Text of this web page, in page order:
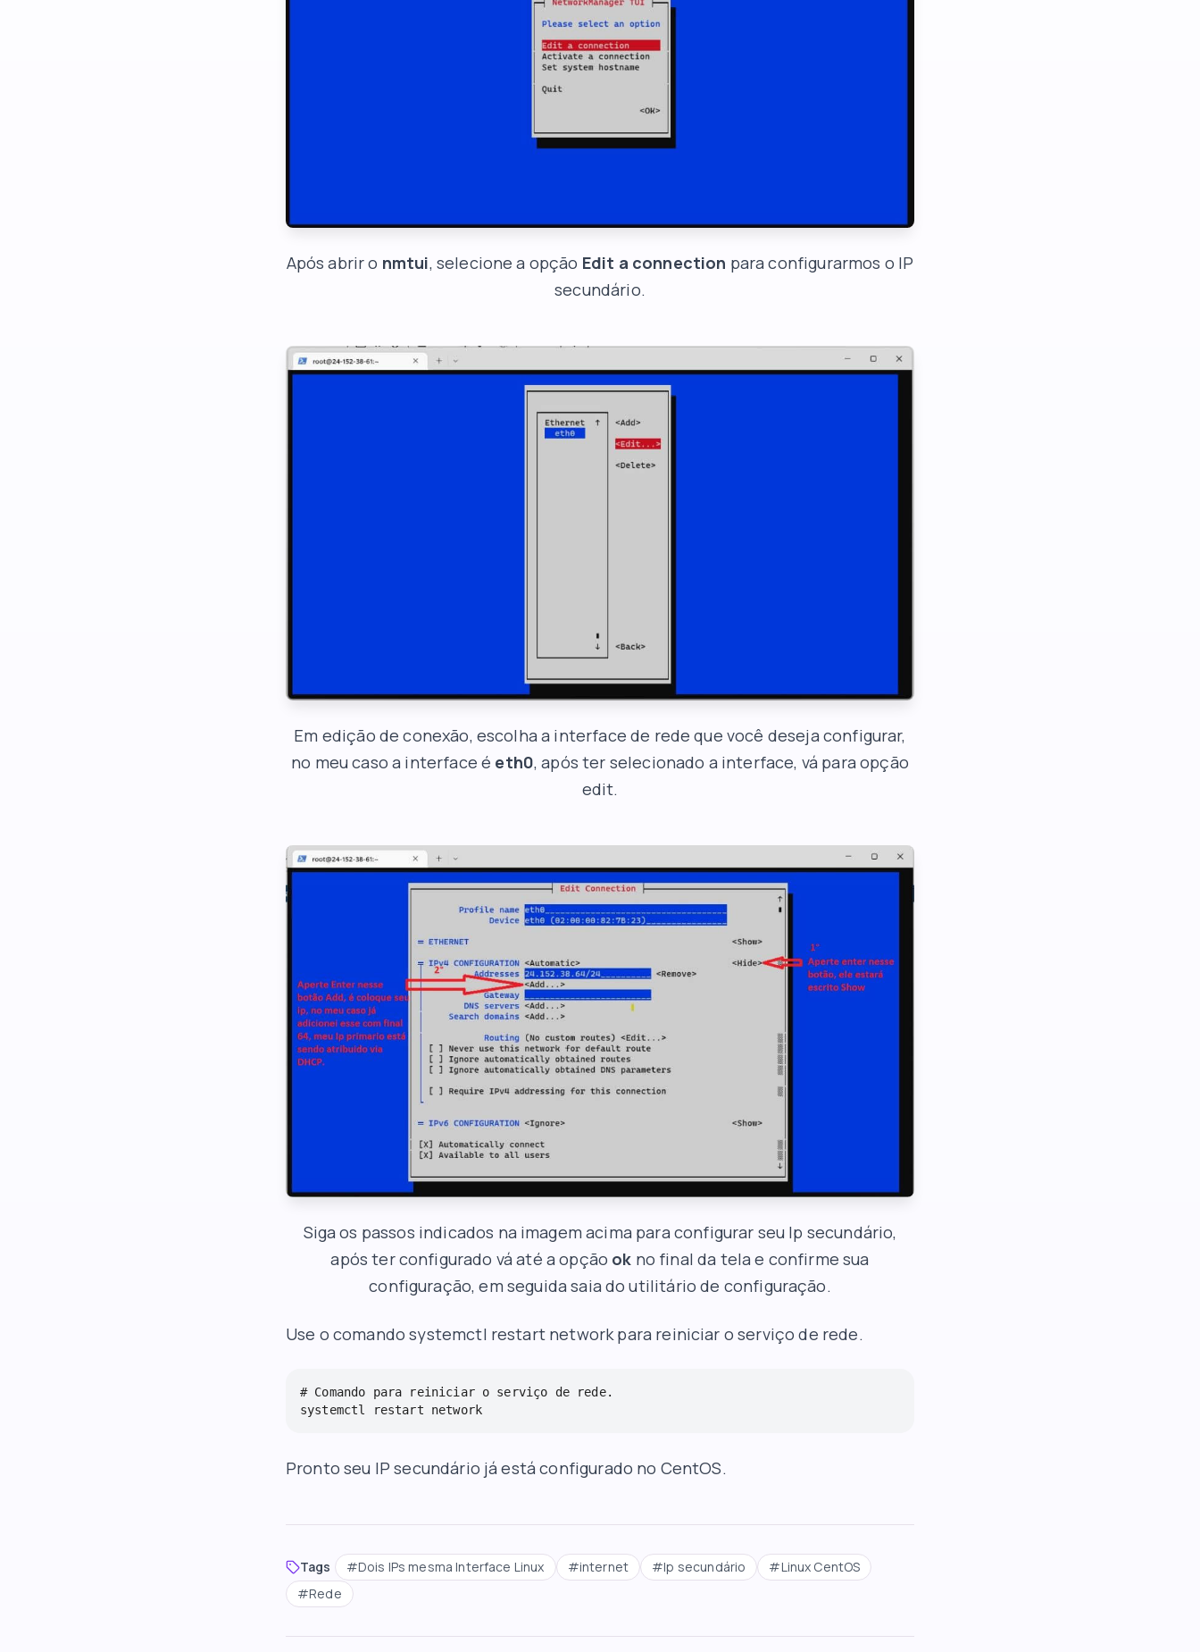
Após abrir o nmtui, selecione a opção Edit a connection para configurarmos o IP
secundário.
Em edição de conexão, escolha a interface de rede que você deseja configurar,
no meu caso a interface é eth0, após ter selecionado a interface, vá para opção
edit.
Siga os passos indicados na imagem acima para configurar seu Ip secundário,
após ter configurado vá até a opção ok no final da tela e confirme sua
configuração, em seguida saia do utilitário de configuração.
Use o comando systemctl restart network para reiniciar o serviço de rede.
# Comando para reiniciar o serviço de rede.
systemctl restart network
Pronto seu IP secundário já está configurado no CentOS.
Tags #Dois IPs mesma Interface Linux #internet #Ip secundário #Linux CentOS
#Rede